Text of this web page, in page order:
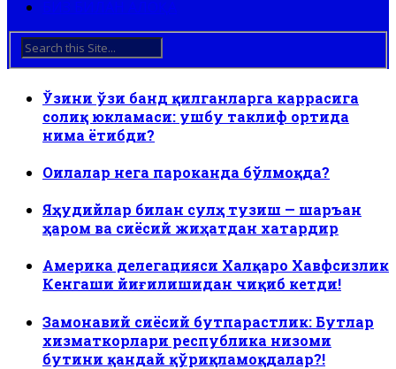
Ўзини ўзи банд қилганларга каррасига
солиқ юкламаси: ушбу таклиф ортида
нима ётибди?
Оилалар нега пароканда бўлмоқда?
Яҳудийлар билан сулҳ тузиш — шаръан
ҳаром ва сиёсий жиҳатдан хатардир
Америка делегацияси Халқаро Хавфсизлик
Кенгаши йиғилишидан чиқиб кетди!
Замонавий сиёсий бутпарастлик: Бутлар
хизматкорлари республика низоми
бутини қандай қўриқламоқдалар?!